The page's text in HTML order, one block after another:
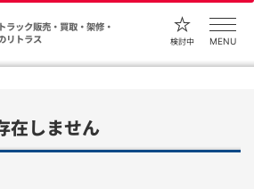
ラック販売・買取・架修・
リトラス
検討中 MENU
在しません